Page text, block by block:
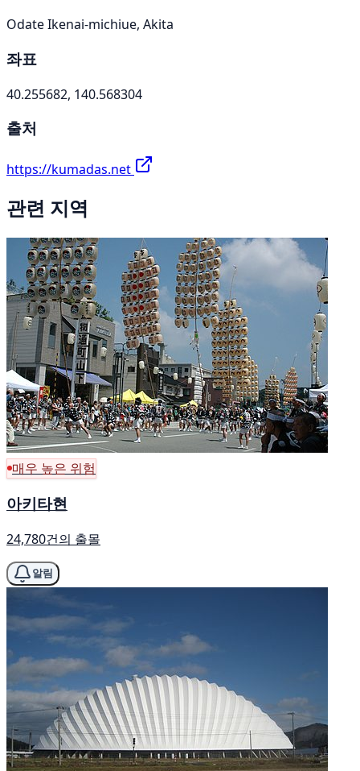
Odate Ikenai-michiue, Akita
좌표
40.255682, 140.568304
출처
https://kumadas.net
관련 지역
매우 높은 위험
아키타현
24,780건의 출몰
알림